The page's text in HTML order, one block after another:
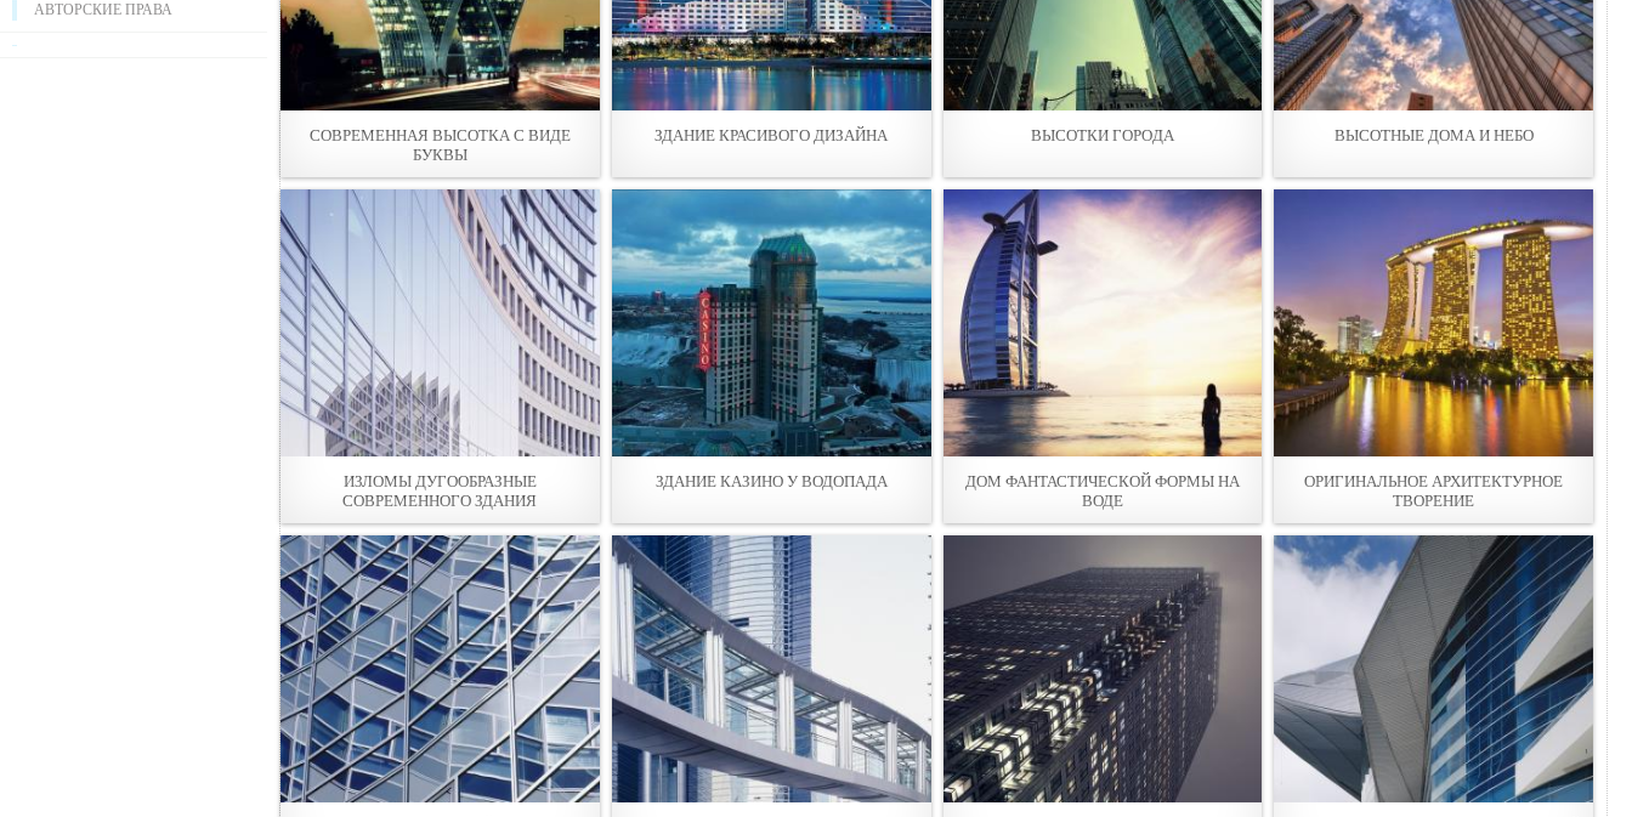
АВТОРСКИЕ ПРАВА
СОВРЕМЕННАЯ ВЫСОТКА С ВИДЕ
БУКВЫ
ЗДАНИЕ КРАСИВОГО ДИЗAЙНА ВЫСОТКИ ГОРOДА ВЫСОТНЫЕ ДОМА И НЕБО
ИЗЛОМЫ ДУГООБРАЗНЫE
СОВРЕМЕННОГО ЗДАНИЯ
ЗДАНИЕ КАЗИНО У ВОДОПАДА
ДОМ ФАНТАСТИЧЕСКОЙ ФОРМЫ НА
ВОДЕ
ОРИГИНАЛЬНОЕ АРХИТЕКТУРНОЕ
ТВОРЕНИE